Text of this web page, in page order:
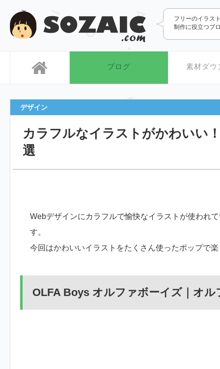
SOZAIC.com
フリーのイラス
制作に役立つブ
ブログ 素材ダウ
デザイン
カラフルなイラストがかわいい
選
Webデザインにカラフルで愉快なイラストが使われ
す。
今回はかわいいイラストをたくさん使ったポップで
OLFA Boys オルファボーイズ｜オ